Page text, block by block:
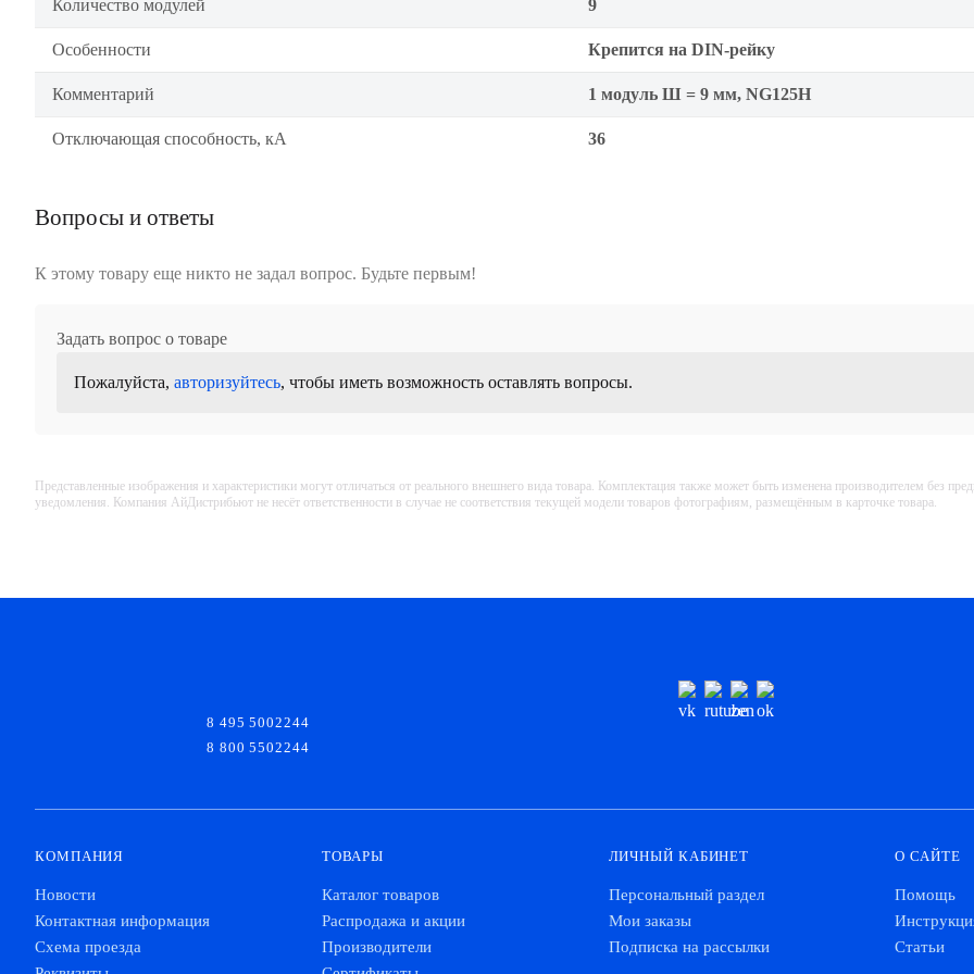
Количество модулей 9
Особенности Крепится на DIN-рейку
Комментарий 1 модуль Ш = 9 мм, NG125H
Отключающая способность, кА 36
Вопросы и ответы
К этому товару еще никто не задал вопрос. Будьте первым!
Задать вопрос о товаре
Пожалуйста, авторизуйтесь, чтобы иметь возможность оставлять вопросы.
Представленные изображения и характеристики могут отличаться от реального внешнего вида товара. Комплектация также может быть изменена производителем без
уведомления. Компания АйДистрибьют не несёт ответственности в случае не соответствия текущей модели товаров фотографиям, размещённым в карточке товара.
8 495 5002244
8 800 5502244
КОМПАНИЯ
Новости
Контактная информация
Схема проезда
ТОВАРЫ
Каталог товаров
Распродажа и акции
Производители
ЛИЧНЫЙ КАБИНЕТ
Персональный раздел
Мои заказы
Подписка на рассылки
О САЙТЕ
Помощь
Статьи